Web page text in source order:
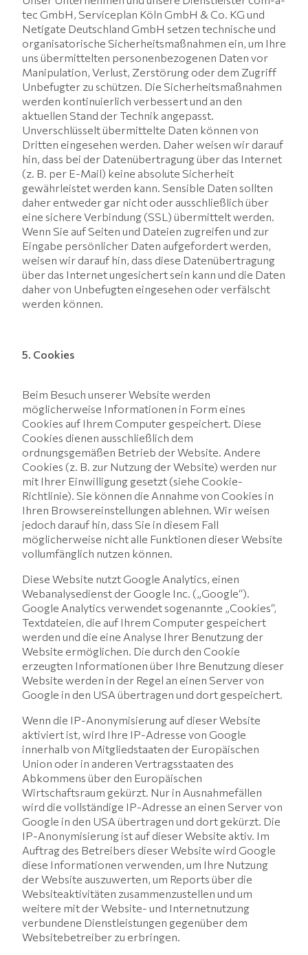
tec GmbH, Serviceplan Köln GmbH & Co. KG und
Netigate Deutschland GmbH setzen technische und
organisatorische Sicherheitsmaßnahmen ein, um Ihre
uns übermittelten personenbezogenen Daten vor
Manipulation, Verlust, Zerstörung oder dem Zugriff
Unbefugter zu schützen. Die Sicherheitsmaßnahmen
werden kontinuierlich verbessert und an den
aktuellen Stand der Technik angepasst.
Unverschlüsselt übermittelte Daten können von
Dritten eingesehen werden. Daher weisen wir darauf
hin, dass bei der Datenübertragung über das Internet
(z. B. per E-Mail) keine absolute Sicherheit
gewährleistet werden kann. Sensible Daten sollten
daher entweder gar nicht oder ausschließlich über
eine sichere Verbindung (SSL) übermittelt werden.
Wenn Sie auf Seiten und Dateien zugreifen und zur
Eingabe persönlicher Daten aufgefordert werden,
weisen wir darauf hin, dass diese Datenübertragung
über das Internet ungesichert sein kann und die Daten
daher von Unbefugten eingesehen oder verfälscht
werden können.
5. Cookies
Beim Besuch unserer Website werden
möglicherweise Informationen in Form eines
Cookies auf Ihrem Computer gespeichert. Diese
Cookies dienen ausschließlich dem
ordnungsgemäßen Betrieb der Website. Andere
Cookies (z. B. zur Nutzung der Website) werden nur
mit Ihrer Einwilligung gesetzt (siehe Cookie-
Richtlinie). Sie können die Annahme von Cookies in
Ihren Browsereinstellungen ablehnen. Wir weisen
jedoch darauf hin, dass Sie in diesem Fall
möglicherweise nicht alle Funktionen dieser Website
vollumfänglich nutzen können.
Diese Website nutzt Google Analytics, einen
Webanalysedienst der Google Inc. („Google“).
Google Analytics verwendet sogenannte „Cookies“,
Textdateien, die auf Ihrem Computer gespeichert
werden und die eine Analyse Ihrer Benutzung der
Website ermöglichen. Die durch den Cookie
erzeugten Informationen über Ihre Benutzung dieser
Website werden in der Regel an einen Server von
Google in den USA übertragen und dort gespeichert.
Wenn die IP-Anonymisierung auf dieser Website
aktiviert ist, wird Ihre IP-Adresse von Google
innerhalb von Mitgliedstaaten der Europäischen
Union oder in anderen Vertragsstaaten des
Abkommens über den Europäischen
Wirtschaftsraum gekürzt. Nur in Ausnahmefällen
wird die vollständige IP-Adresse an einen Server von
Google in den USA übertragen und dort gekürzt. Die
IP-Anonymisierung ist auf dieser Website aktiv. Im
Auftrag des Betreibers dieser Website wird Google
diese Informationen verwenden, um Ihre Nutzung
der Website auszuwerten, um Reports über die
Websiteaktivitäten zusammenzustellen und um
weitere mit der Website- und Internetnutzung
verbundene Dienstleistungen gegenüber dem
Websitebetreiber zu erbringen.